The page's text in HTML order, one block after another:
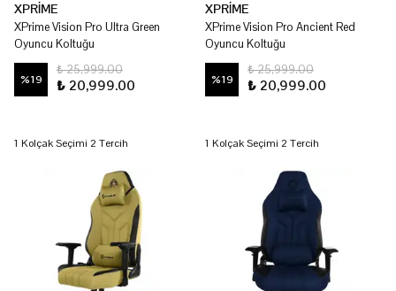
XPRİME
XPrime Vision Pro Ultra Green
Oyuncu Koltuğu
%19
₺ 25,999.00
₺ 20,999.00
1 Kolçak Seçimi 2 Tercih
XPRİME
XPrime Vision Pro Ancient Red
Oyuncu Koltuğu
%19
₺ 25,999.00
₺ 20,999.00
1 Kolçak Seçimi 2 Tercih